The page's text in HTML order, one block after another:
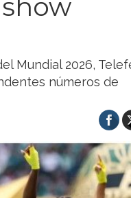
Mundial 2026,
números de